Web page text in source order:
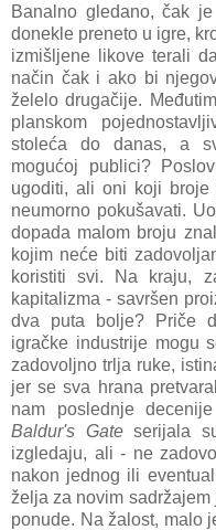
Banalno gledano, čak
donekle preneto u igre,
izmišljene likove terali
način čak i ako bi
želelo drugačije.
planskom
stoleća do danas, a
mogućoj publici?
ugoditi, ali oni koji
neumorno pokušavati.
dopada malom broju
kojim neće biti
koristiti svi. Na kraju,
kapitalizma - savršen
dva puta bolje? Priče
igračke industrije mogu
zadovoljno trlja ruke,
jer se sva hrana
nam poslednje
Baldur's Gateserijala
izgledaju, ali - ne
nakon jednog ili
želja za novim sadržajem
ponude. Na žalost, malo